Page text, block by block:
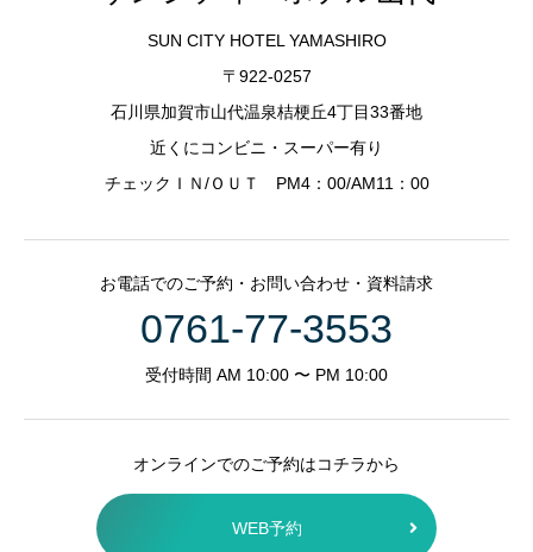
SUN CITY HOTEL YAMASHIRO
〒922-0257
石川県加賀市山代温泉桔梗丘4丁目33番地
近くにコンビニ・スーパー有り
チェックＩＮ/ＯＵＴ PM4：00/AM11：00
お電話でのご予約・お問い合わせ・資料請求
0761-77-3553
受付時間 AM 10:00 〜 PM 10:00
オンラインでのご予約はコチラから
WEB予約